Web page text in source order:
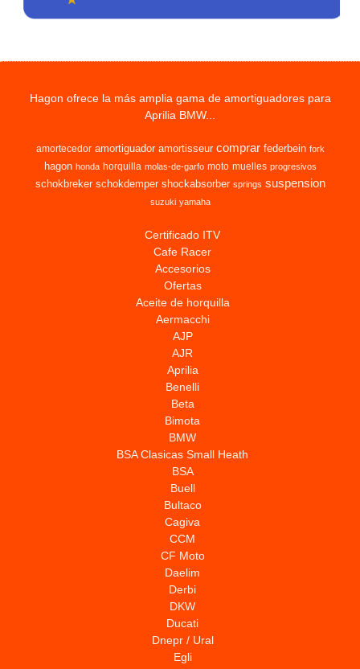
Hagon ofrece la más amplia gama de amortiguadores para
Aprilia BMW...
amortecedor amortiguador amortisseur comprar federbein fork
hagon honda horquilla molas-de-garfo moto muelles progresivos
schokbreker schokdemper shockabsorber springs suspension
suzuki yamaha
Certificado ITV
Cafe Racer
Accesorios
Ofertas
Aceite de horquilla
Aermacchi
AJP
AJR
Aprilia
Benelli
Beta
Bimota
BMW
BSA Clasicas Small Heath
BSA
Buell
Bultaco
Cagiva
CCM
CF Moto
Daelim
Derbi
DKW
Ducati
Dnepr / Ural
Egli